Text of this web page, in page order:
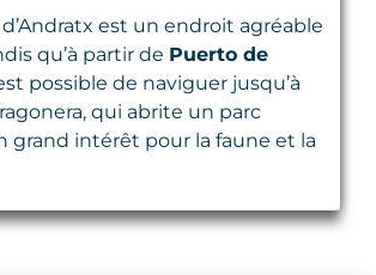
est un endroit agréable
qu’à partir de Puerto de
possible de naviguer jusqu’à
qui abrite un parc
grand intérêt pour la faune et la